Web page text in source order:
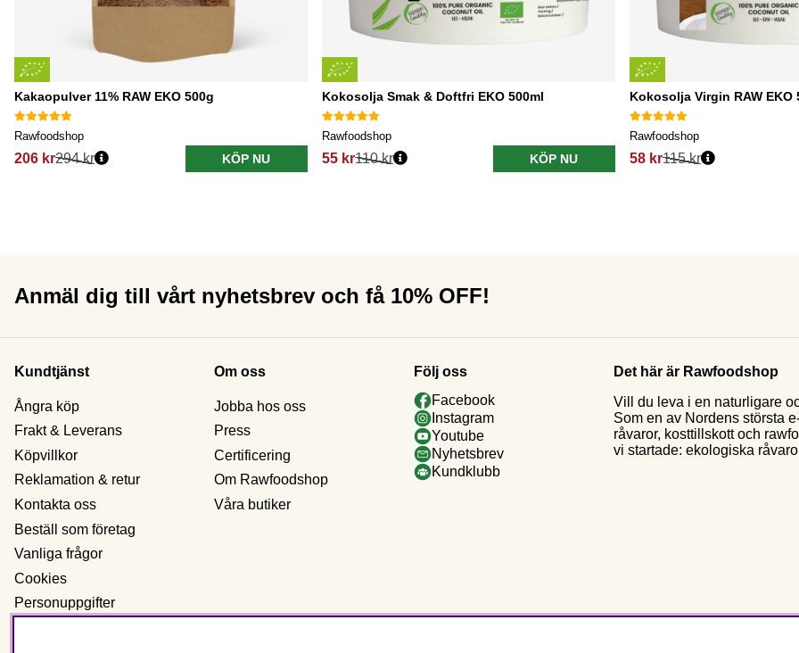
Kakaopulver 11% RAW EKO 500g
Rawfoodshop
206 kr294 kr KÖP NU
Kokosolja Smak & Doftfri EKO 500ml
Rawfoodshop
55 kr110 kr KÖP NU
Kokosolja Virgin RAW EKO
Rawfoodshop
58 kr115 kr
Anmäl dig till vårt nyhetsbrev och få 10% OFF!
Kundtjänst
Ångra köp
Frakt & Leverans
Köpvillkor
Reklamation & retur
Kontakta oss
Beställ som företag
Vanliga frågor
Cookies
Personuppgifter
Om oss
Jobba hos oss
Press
Certificering
Om Rawfoodshop
Våra butiker
Följ oss
Facebook
Instagram
Youtube
Nyhetsbrev
Kundklubb
Det här är Rawfoodshop
Vill du leva i en naturligare
Som en av Nordens största
råvaror, kosttillskott och
vi startade: ekologiska